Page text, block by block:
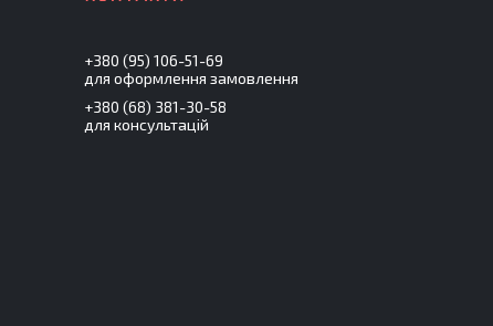
+380 (95) 106-51-69
для оформлення замовлення
+380 (68) 381-30-58
для консультацій